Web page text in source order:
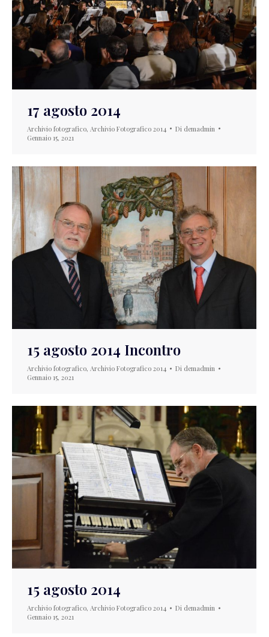
17 agosto 2014
Archivio fotografico, Archivio Fotografico 2014 Di demadmin
Gennaio 15, 2021
15 agosto 2014 Incontro
Archivio fotografico, Archivio Fotografico 2014 Di demadmin
Gennaio 15, 2021
15 agosto 2014
Archivio fotografico, Archivio Fotografico 2014 Di demadmin
Gennaio 15, 2021